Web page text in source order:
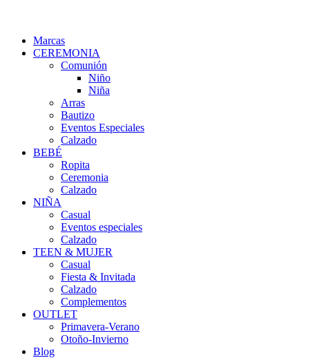
Marcas
CEREMONIA
Comunión
Niño
Niña
Arras
Bautizo
Eventos Especiales
Calzado
BEBÉ
Ropita
Ceremonia
Calzado
NIÑA
Casual
Eventos especiales
Calzado
TEEN & MUJER
Casual
Fiesta & Invitada
Calzado
Complementos
OUTLET
Primavera-Verano
Otoño-Invierno
Blog